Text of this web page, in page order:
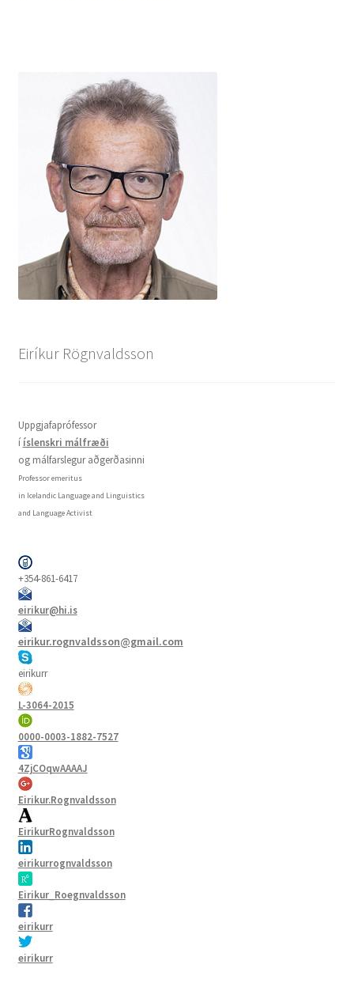
Eiríkur Rögnvaldsson
Uppgjafaprófessor
í íslenskri málfræði
og málfarslegur aðgerðasinni
Professor emeritus
in Icelandic Language and Linguistics
and Language Activist
+354-861-6417
eirikur@hi.is
eirikur.rognvaldsson@gmail.com
eirikurr
L-3064-2015
0000-0003-1882-7527
4ZjCOqwAAAAJ
Eirikur.Rognvaldsson
EirikurRognvaldsson
eirikurrognvaldsson
Eirikur_Roegnvaldsson
eirikurr
eirikurr